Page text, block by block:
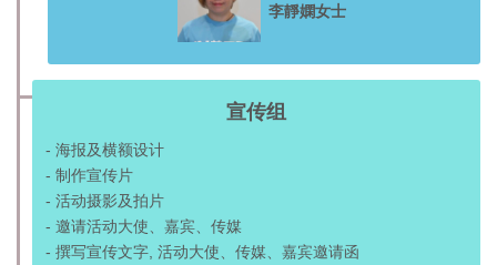
李靜嫻女士
宣传组
- 海报及横额设计
- 制作宣传片
- 活动摄影及拍片
- 邀请活动大使、嘉宾、传媒
- 撰写宣传文字, 活动大使、传媒、嘉宾邀请函